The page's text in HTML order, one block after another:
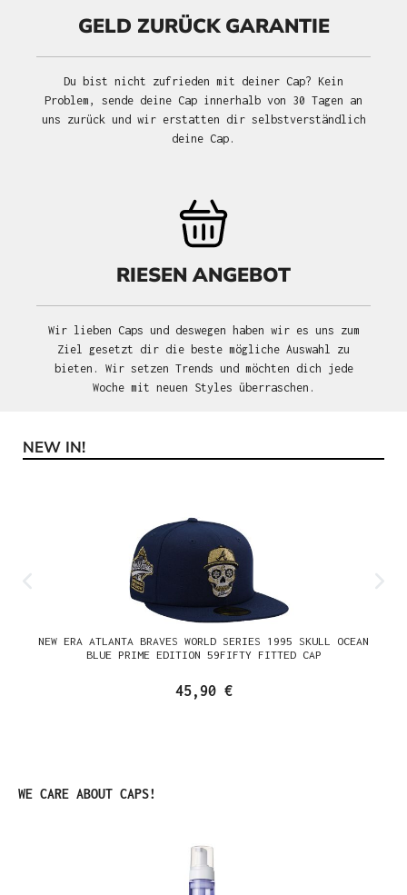
GELD ZURÜCK GARANTIE
Du bist nicht zufrieden mit deiner Cap? Kein
Problem, sende deine Cap innerhalb von 30 Tagen an
uns zurück und wir erstatten dir selbstverständlich
deine Cap.
RIESEN ANGEBOT
Wir lieben Caps und deswegen haben wir es uns zum
Ziel gesetzt dir die beste mögliche Auswahl zu
bieten. Wir setzen Trends und möchten dich jede
Woche mit neuen Styles überraschen.
Produktgalerie überspringen
NEW IN!
NEW ERA ATLANTA BRAVES WORLD SERIES 1995 SKULL OCEAN
BLUE PRIME EDITION 59FIFTY FITTED CAP
45,90 €
Produktgalerie überspringen
WE CARE ABOUT CAPS!